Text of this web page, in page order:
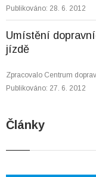
Publikováno: 28. 6. 2012
Umístění
jízdě
Zpracovalo Centrum
Publikováno: 27. 6. 2012
Články